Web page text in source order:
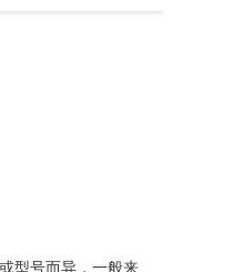
型号而异，一般来